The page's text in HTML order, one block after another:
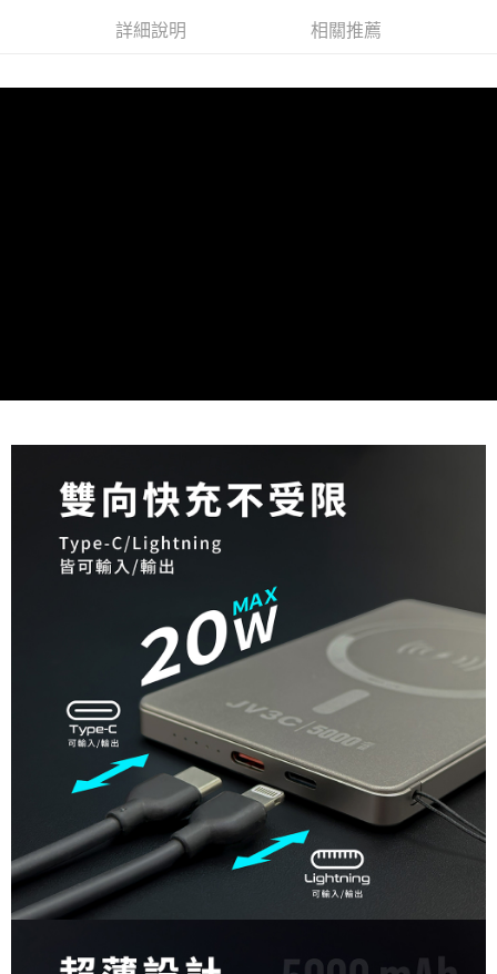
詳細說明 相關推薦